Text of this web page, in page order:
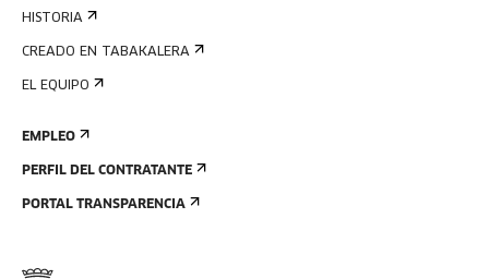
HISTORIA
CREADO EN TABAKALERA
EL EQUIPO
EMPLEO
PERFIL DEL CONTRATANTE
PORTAL TRANSPARENCIA